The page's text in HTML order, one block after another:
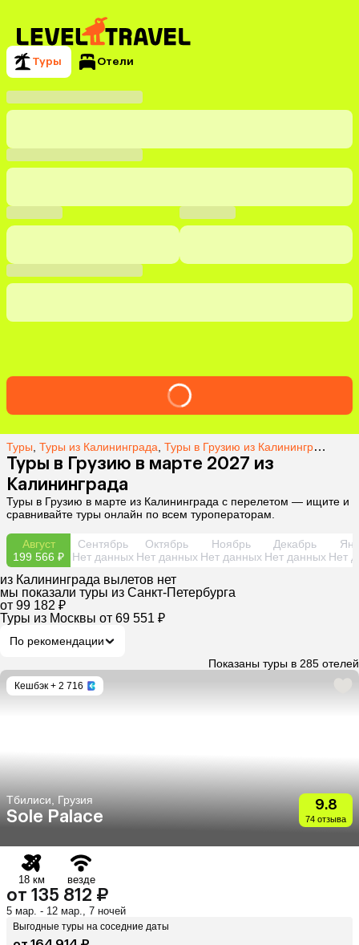
Туры Отели
Туры Туры из Калининграда Туры в Грузию из Калининграда
Туры в Грузию в марте 2027 из
Калининграда
Туры в Грузию в марте из Калининграда с перелетом — ищите и
сравнивайте туры онлайн по всем туроператорам.
Август
199 566 ₽
Сентябрь
Нет данных
Октябрь
Нет данных
Ноябрь
Нет данных
Декабрь
Нет данных Нет
из Калининграда вылетов нет
мы показали туры из Санкт-Петербурга
от 99 182 ₽
Туры из Москвы от 69 551 ₽
По рекомендации
Показаны туры в 285 отелей
Кешбэк + 2 716
Тбилиси, Грузия
Sole Palace
9.8
74 отзыва
18 км везде
от 135 812 ₽
5 мар. - 12 мар., 7 ночей
Выгодные туры на соседние даты